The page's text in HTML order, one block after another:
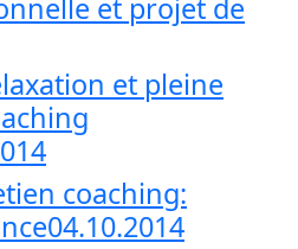
et projet de
et pleine
coaching: